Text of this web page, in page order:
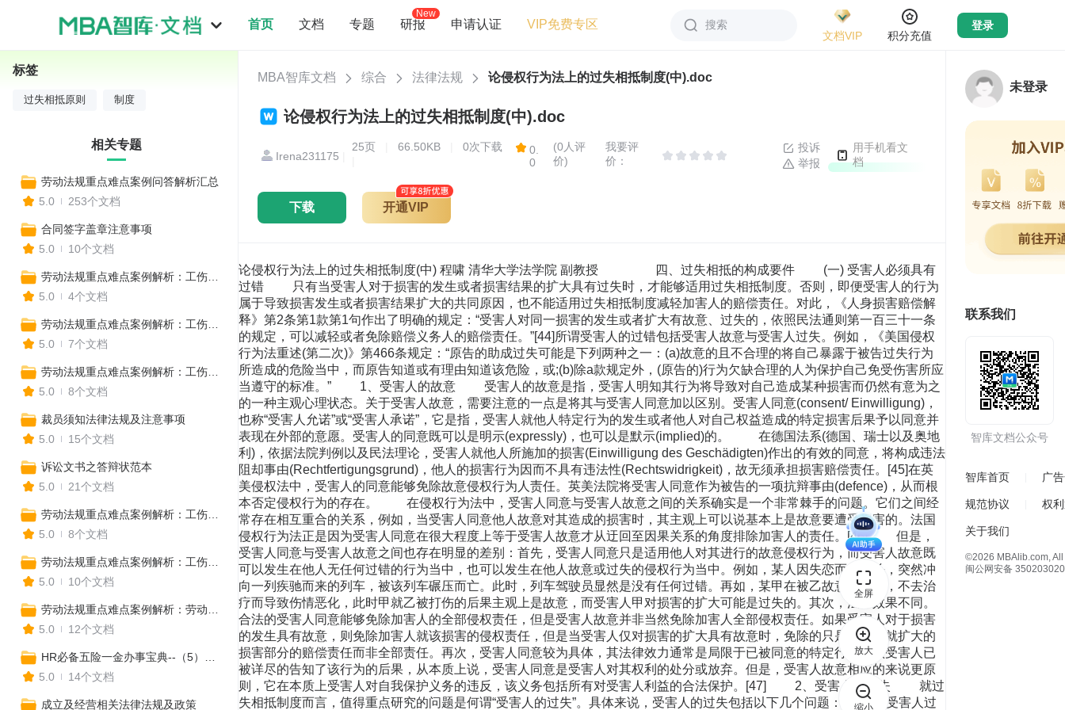
首页 文档 专题 研报
New
申请认证 VIP免费专区
搜索
文档VIP
积分充值
登录
MBA智库文档 综合 法律法规 论侵权行为法上的过失相抵制度(中).doc
论侵权行为法上的过失相抵制度(中).doc
Irena231175
25页 66.50KB
0次下载
0.
0
(0人评
价)
我要评
价：
投诉
举报
用手机看文
档
下载 开通VIP
论侵权行为法上的过失相抵制度(中) 程啸 清华大学法学院 副教授 四、过失相抵的构成要件 (一) 受害人必须具有过错 只有当受害人对于损害的发生或者损害结果的扩大具有过失时，才能够适用过失相抵制度。否则，即便受害人的行为属于导致损害发生或者损害结果扩大的共同原因，也不能适用过失相抵制度减轻加害人的赔偿责任。对此，《人身损害赔偿解释》第2条第1款第1句作出了明确的规定：“受害人对同一损害的发生或者扩大有故意、过失的，依照民法通则第一百三十一条的规定，可以减轻或者免除赔偿义务人的赔偿责任。”[44]所谓受害人的过错包括受害人故意与受害人过失。例如，《美国侵权行为法重述(第二次)》第466条规定：“原告的助成过失可能是下列两种之一：(a)故意的且不合理的将自己暴露于被告过失行为所造成的危险当中，而原告知道或有理由知道该危险，或;(b)除a款规定外，(原告的)行为欠缺合理的人为保护自己免受伤害所应当遵守的标准。” 1、受害人的故意 受害人的故意是指，受害人明知其行为将导致对自己造成某种损害而仍然有意为之的一种主观心理状态。关于受害人故意，需要注意的一点是将其与受害人同意加以区别。受害人同意(consent/ Einwilligung)，也称“受害人允诺”或“受害人承诺”，它是指，受害人就他人特定行为的发生或者他人对自己权益造成的特定损害后果予以同意并表现在外部的意愿。受害人的同意既可以是明示(expressly)，也可以是默示(implied)的。 在德国法系(德国、瑞士以及奥地利)，依据法院判例以及民法理论，受害人就他人所施加的损害(Einwilligung des Geschädigten)作出的有效的同意，将构成违法阻却事由(Rechtfertigungsgrund)，他人的损害行为因而不具有违法性(Rechtswidrigkeit)，故无须承担损害赔偿责任。[45]在英美侵权法中，受害人的同意能够免除故意侵权行为人责任。英美法院将受害人同意作为被告的一项抗辩事由(defence)，从而根本否定侵权行为的存在。 在侵权行为法中，受害人同意与受害人故意之间的关系确实是一个非常棘手的问题。它们之间经常存在相互重合的关系，例如，当受害人同意他人故意对其造成的损害时，其主观上可以说基本上是故意要遭受损害的。法国侵权行为法正是因为受害人同意在很大程度上等于受害人故意才从迂回至因果关系的角度排除加害人的责任。[46] 但是，受害人同意与受害人故意之间也存在明显的差别：首先，受害人同意只是适用他人对其进行的故意侵权行为，而受害人故意既可以发生在他人无任何过错的行为当中，也可以发生在他人故意或过失的侵权行为当中。例如，某人因失恋而欲自杀，突然冲向一列疾驰而来的列车，被该列车碾压而亡。此时，列车驾驶员显然是没有任何过错。再如，某甲在被乙故意打伤后，不去治疗而导致伤情恶化，此时甲就乙被打伤的后果主观上是故意，而受害人甲对损害的扩大可能是过失的。其次，法律效果不同。合法的受害人同意能够免除加害人的全部侵权责任，但是受害人故意并非当然免除加害人全部侵权责任。如果受害人对于损害的发生具有故意，则免除加害人就该损害的侵权责任，但是当受害人仅对损害的扩大具有故意时，免除的只是加害人就扩大的损害部分的赔偿责任而非全部责任。再次，受害人同意较为具体，其法律效力通常是局限于已被同意的特定行为且该受害人已被详尽的告知了该行为的后果，从本质上说，受害人同意是受害人对其权利的处分或放弃。但是，受害人故意相应的来说更原则，它在本质上受害人对自我保护义务的违反，该义务包括所有对受害人利益的合法保护。[47] 2、受害人的过失 就过失相抵制度而言，值得重点研究的问题是何谓“受害人的过失”。具体来说，受害人的过失包括以下几个问题： (1)受害人过失的性质 受害人的过失通常被界定为：受害人没有采取合理的注意或者可以获得的预防措施来保护其身体、财产以及其他权益免受损害，以致遭受了他人的损害或者在遭受他人损害后进一步导致了损害结果的扩大。例如，A被B打伤手臂后，没有及时前去就医，以致手臂伤势恶化被截肢。 从上述界定来看，受害人的过失主要包含的是对自身安全或利益的忽视。然而，值得考虑的一个问题是：为什么受害人没有采取合理的注意或者可以获得的预防措施来保护其身体、财产以及其他的权益免受损害，就被认为是有过失的呢?对于这一问题有各种不同的回答： 第一种观点认为，现实生活中的每一个人都负有保护自己的人身与财产的注意义务，由于他没有尽到这种注意义务，因此他就具有过失。例如，日本著名民法学家我妻荣教授认为，在社会生活中，每个人不仅应当注意不给他人造成损害，还应当注意不使自己蒙受损害，如果违背上述原则，受害人须忍受其损害。我妻荣教授将注意义务作为诚实信用原则上的义务，凡是违反这一义务的行为就有过失。但是这种观点被大多数学者所否定，[48]因为如果肯定每一个人都负有保护自己人身与财产的注意义务，那么就不存在过失侵权行为，任何损害的发生都可以认定为受害人没有尽到保护自己人身与财产的注意义务。 第二种观点认为，应当从受害人的行为是否具有违法性着手来解释受害人的过失，如此方能避免得出人们具有自我保护义务的结论。[49]然而，违法性的要件只是对侵权人而非受害人的要求，因为前者被认为承担的是法律责任，而后者仅仅是被否定了全部或者部分的救济而已。 第三种观点认为，可以通过类比没有尽到对他人利益的通常的注意义务就具有违法性，而将受害人未能照顾自己利益的行为看作是具有违法性的。[50]但是，这种方法无法行得通的一个主要原因就是，任何人都不对自己负有法定的义务。 第四种观点认为，受害人对侵权人负有一项义务，该义务的内容为：受害人不得因其忽视对自身安全的通常预防措施而将自己暴露于已经产生法律责任的危险当中。例如，超速驾驶人的行为已经对路人造成了很大的危险，因此受害人不应当由于自己的疏忽而将自己暴露在这种危险当中，从而遭受损害。该观点虽然有一定的道理，但是并不能解释所有的案件，例如，行人过马路的时候不当心固然是使自己更危险而非使驾车者更危险，但是驾驶重型卡车的司机的过失通常并非使自己更危险，而是使得行人或其他轻型汽车的驾驶者更危险。因此，因其过失驾驶对于别人比对于他自己更加危险，而行人过马路时没有当心仅是使自己而非驾车者更加危险。[51] 第五种观点认为，现实生活中，虽然每一个人都不负有自我保护的个体性义务，但是一旦纯粹的个人主义外观被抛弃之后，这样一项对自身的义务就与更广泛的对有关系的人的义务以及被告所负有的维护作为整体的社会的义务相互结合。这项保护自身及其财产的义务成为对其作为一个社会成员应向社会所尽到的义务的一个方面。即便没有任何法律文本明确的表述此种义务，他也可以由法官依据社会的需要加以确认并且违反该义务构成违法。[52] 我们认为，上述观点都在某个方面说明了受害人过失的原因，但是仍未触及问题的实质。实际上，受害人的过失不同于侵权人的过失，前者只是在一个宽松的或者非技术意义上使用的称谓，因受害人过失而减少其赔偿额的根本原因并非受害人违反了保护自己的注意义务，或者成文的法律规定，而只是基于法律公平的精神与诚实信用原则的要求，使加害人不去承担那部分并非因自己造成的损害。但是就侵权行为人的过错而言，其行为必须是不法的。他必须违反了旨在保护他人而不仅仅是保护其自身的法律规范。因此，过失相抵中受害人的过失包括两种情形：其一，受害人违反法律上的注意义务的要求。现代社会生活中的法律不仅是裁判规范，同时也是行为规范。当行为人没有遵守法律要求的行为规范而遭受损害时，就认为其具有过失。例如，我国《道路交通安全法》第76条第1款第2项规定，原则上机动车与非机动车驾驶人、行人之间发生交通事故的，由机动车一方承担责任。但例外情况是，如果机动车一方有证据能够证明非机动车驾驶人、行人违反道路交通安全法律、法规的，且其已经采取必要处置措施的，可以减轻机动车一方的责任。该项中“非机动车驾驶人、行人违反道路交通安全法律、法规”的行为就属于有过失的行为;其二，即便受害人不违背法律上的注意义务而只是单纯的没有注意，如果令赔偿义务人承担全部损害赔偿责任有违公平原则时，也应当据此减轻加害人的赔偿责任。[53] (2)受害人过失的类型 在德国民法中，按照注意程度的不同，过失可以分为以下几类：第一，重大过失(grobe Fahrlässigkeit)，即怠于交易上必要的注意，而产生的不同寻常的疏忽。易言之，行为人以极不合理的方式未尽到交易上必要的注意。在侵权法中，重大过失通常与故意等同处理。第二，一般过失(mittlere Fahrlässigkeit)，也称为“抽象轻过失”，《德国民法典》第276条第1款第2项中所谓的“怠于交易上必要的注意”，就是抽象轻过失。这种注意的程度，以有相当思虑经验的人为标准(罗马法上称为“善良管理人”)，如果欠缺此种注意，则为抽象轻过失。侵权行为法中所谓的过失多是指抽象轻过失。第三，轻微过失(leichte Fahrlässigkeit)，亦称“具体轻过失”，它是指欠缺“与处理自己事务时相同的注意程度”，此类过失应就案件中当事人的主观具体情形加以判断。而在英美侵权行为法中，通常不将过失“Negligence”分为重大过失、一般过失与轻微过失，但是当行为具有重大过失时，其行为通常可以构成故意侵权行为。[54] 从《人身损害赔偿解释》第2条的规定来看，最高人民法院将受害人的过失区分为两类：一般过失与重大过失。所谓重大过失就是，受害人以极不合理的方式没有尽到对自己利益应有的最基本的注意，而与加害人共同导致自己遭受损害;或者在损害发生后，导致了损害结果的进一步扩大。受害人的一般过失就是，受害人没有尽到作为一个合理的人而应有的对自己利益所应有的注意程度，从而使自己遭受了损害或造成损害结果的进一步扩大。 (3)如何判断受害人具有过失 在实践中，判断受害人对于损害的发生或损害结果的扩大所具有的重大过失，比较容易，但是如何判断受害人具有一般过失，则较为困难。笔者认为，判断受害人是否具有一般过失的标准就是看他是否违反了一个合理的人对于自己利益所应有的注意程度。申言之，当受害人没有达到一个普通的或合理的人对于自己利益应有的注意程度时，就认为其具有过失。《美国侵权法重述(第二次)》第464条将判断受害人过失的具体标准确定为：“(1)除非行为人是未成年人或精神丧失的人，为保护自己所应当遵守的行为标准，合理人在同样情况下所应当遵守的标准。(2)合理人在同样年龄、智慧及经验于同样情况下所应当遵守的标准是未成年人为保护自己所应当遵守的行为标准。”法院在确定受害人的过失时，应当将这样一个假设的人的行为与实际的受害人的行为相比较。如果发现受害人的行为符合这个假设的人的行为标准，那么就认为受害人没有过失，反之则认为具有过失。例如，王某将一封信交给李某暂时保管，该信内装了一枚非常昂贵的钻石戒指，但是王某并未告知李某，结果李某将该信遗失。在本案中，一个合理的人在将如此昂贵的戒指装在信件中交给他人保管时通常都会特别加以说明，而王某只是简单的把信交给李某保管了事，并未告知其信内存有贵重物品，所以应当认定其具有过失。 需要特别指出的一点是，这里用于判断受害人的过失的合理人标准不同于判断加害人过失的合理人标准不同，[55]前者的注意程度应当低于后者的注意程度。之所以判断受害人过失的合理人的标准不同于判断加害人过失的合理人标准，原因有二：其一，通过降低对受害人注意程度的要求，能够增加受害人获得补偿的机会;其二，虽然受害人因其过失而使自己处于危险境地或者导致损害结果的进一步扩大，但是这种过失与加害人使他人处于危险境地的行为相比，存在明显的道德上的差异，法律对于具有不同道德差异的行为应当给予不同的评价。 3、受害人过错的举证责任 在侵权诉讼中，当赔偿义务人主张受害人的过错从而意欲过失相抵时，应当由其负担举证责任，而受害人不负有证明自己对于损害的发生或损害结果的扩大具有过错的责任。 (二)受害人的过错行为必须是损害发生或者损害结果扩大的原因 我国《民法通则》第131条规定：“受害人对于损害的发生也有过错的，可以减轻侵害人的民事责任。”《人身损害赔偿解释》第2条第1款第1句也规定：“受害人对同一损害的发生或者扩大有故意、过失的，依照民法通则第一百三十一条的规定，可以减轻或者免除赔偿义务人的赔偿责任。”因此，受害人的过错行为必须与同一损害的发生或者扩大之间存在因果关系。这里要特别强调的一个词就是“同一损害”。最初《人身损害赔偿解释(征求意见稿)》中并没有使用“同一”一词。笔者认为，如果不在损害一词前用“同一”一词加以限定，那么就无法正确的区分过失相抵与因果关系的中断。因为当受害人的故意或者过失导致的不是同一损害的发生或扩大，而是另外一个损害的发生或者与加害人无关的损害的扩大，则属于因果关系的中断，而非过失相抵，因此“损害”一词应当加上“同一”的限制。[56]最高人民法院正式颁布的解释吸收了该建议，明确提到了必须是造成“同一损害的发生或扩大”，显然更为科学合理。 1、受害人的过错行为与同一损害的发生或损害结果的扩大之间存在因果关系 判断受害人过错行为与损害之间的因果关系，应当适用与判断侵权行为与损害结果之间的因果关系相同的规则。[57]因此，法院在审理案件中即便发现受害人存在过错，也不能匆忙的进行过失相抵，而是应当判断受害人具有过错的行为与其所受到的损害或者被扩大的损害结果之间是否具有责任成立的因果关系与责任范围的因果关系。如果是，则可进行过失相抵;反之，则不能进行过失相抵。实践中，有些法院由于没有注意到这一点，而简单的认为只要受害人或者其监护人存在过错，就认定构成混合过错，从而进行过失相抵，减轻加害人的赔偿责任。此种做法显然不利于保护受害人的合法权益。 2、受害人过错行为与同一损害的发生或损害结果扩大之间的因果关系类型： (1)受害人的过错行为与加害人的行为相互结合，共同导致了同一损害后果的发生，即存在“共同的因果关系”(addierte Kausalität)。所谓共同的因果关系，也称“结合的因果关系”(combined cause)，它是指，加害人行为与受害人的行为相互结合，作为共同原因造成受害人的同一损害。例如，张某在进入某施工现场找自己的朋友李某时，没有按照规定戴安全帽，因工人李某在施工时的过失导致一把扳手从三楼掉下，刚好砸在张某的头上，造成张某受伤。在本案中，张某的损害是由于其过失行为与李某的过失行为相互结合共同造成的，欠缺其中之一，损害都不会发生，因此属于过失相抵的情形。 (2)受害人的过错行为只是导致了损害结果的进一步扩大，例如，甲某在骑车的过程中因过失将摊贩乙某摆放的水果摊撞到，乙某在摊子倒了以后并未将散落在地上的水果收拾好，而是任其留在地上，结果被往来穿行的汽车压坏。在本案中，水果摊被撞倒的损害只是由于甲某一人的过失行为所致，但是受害人乙某的故意行为导致了损害结果的进一步扩大。因此，也属于过失相抵的情形。 (三)受害人的行为必须是不当的行为 在认定是否构成过失相抵时，无须要求受害人的行为具备违法性，只要受害人的行为属于不当行为即可。因此，当受害人的行为属于违法阻却事由，如正当防卫、紧急避险以及自助行为时，不构成过失相抵。此外，因见义勇为的行为而遭受损害时，也不构成过失相抵，例如冲进铁轨救出一个小孩，或为了保护有价值的财产而扑灭大火，或者站在街上警告路人注意交通事故造成的障碍等。 所谓不当行为既可以是积极的作为，也可以是消极的不作为，消极的不作为构成过失相抵的情形包括：其一，当重大损害原因存在而赔偿义务人不知道，受害人没有促使赔偿义务人注意。例如，前面所举的那个将装有昂贵钻石戒指的信封交给他人保管，但不加以说明的例子;其二，在损害发生后，怠于避免或者减少损害。例如，在受害之后不及时前去就医。 (四)受害人必须具有过失相抵能力 由于对受害人过错性质的认识不同，因此理论界与实务界对于什么是受害人的过失相抵能力，也存在不同的理解。主要有以下几种学说： 1、责任能力说 此种观点认为，在适用过失相抵制度时，须受害人具备责任能力。申言之，受害人对其行为具有正常的认识且能够预见到其行为所发生的法律责任。如果受害人属于无行为能力人或限制行为能力人且没有辨识能力，虽然对于损害的发生或者扩大，构成与有过失的事实，对于加害人的赔偿义务，也不发生影响。[58]支持此说的理由主要有：首先，当受害人因其故意或过失而导致损害发生或者损害结果扩大时，从诚实信用原则的角度来看，他不得转嫁给加害人，因为受害人的过错是其违反在社会生活中所负有的尽相当注意以使自己不要蒙受损害的进行生活的义务，因此受害人也具有社会可归责性，其过错与加害人的过错并没有本质上的区别，所以在认定受害人的过错进而过失相抵时，就需要受害人具有责任能力。[59]其次，在未成年人作为加害人时，既然要求其必须具备责任能力，才能与法定代理人承担连带责任，因此当未成年人作为受害人时，如果没有责任能力，也进行过失相抵，显然违背公平。[60] 2、注意能力说 此说认为，受害人的过错不同于加害人的过错，因为人们并非一般性的负有不得侵害自己利益的义务，而且过失相抵的功能不过是为了谋求减轻加害人责任的规定，因此无须受害人具有对自己行为所产生的责任的识别能力，而只要其具备避免危险发生的注意能力即可。这个注意能力应当依据具体的案件以及受害人的个别情况加以认定，但是比一般的责任能力要低，通常小学生的程度即具有危险的注意能力，可进行过失相抵。[61] 3、事理辨识能力说 日本最高裁判所在1964年6月24日的判决中提出该说，最高裁判所认为，过失相抵的问题与对侵权行为者的积极地使其负担损害赔偿责任的问题，在宗旨上有所不同。前者不过是在决定因侵权行为而发生损害赔偿责任数额时，从公平的角度出发对受害人在损害的发生、扩大上的不注意应当如何斟酌的问题，因此在考虑未成年的受害人的过失的场合，该未成年人只要具备足以识别事理的智能即事理辨识能力即可。在该起判决中，最高裁判所对于没有很好的注意机动车，骑自行车带人通过十字路口的两名8岁左右的儿童，认为日常在学校以及家庭中受到关于交通危险的充分的训诫，能够推定为具有对交通危险的辨识能力，因此对父母的抚慰金进行了过失相抵。[62]由于最高裁判所提出的事理辨识能力低于责任能力与注意能力，因此究竟达到何种年龄，才能认为具备事理辨识能力并无具体的标准。从日本下级法院的一些判例来看，对于5岁以上的受害人基本认定具备事理辨识能力，而对于4岁以下的儿童多否定其具有事理辨识能力。[63]近年来，日本法院在判断事理辨识能力的年龄标准继续呈现了下降的趋势，一些法院对于4岁以下的幼儿的过失相抵能力也给予了肯定，刘得宽教授认为，今后的判例还将继续朝着这一方向发展下去。[64] 4、客观说 此说认为，在过失相抵中不以受害人是否具备责任能力、识别能力或者事理辨识能力为要件，只要客观上受害人具有过错，就可进行过失相抵。支持该说的理由主要有如下几点：首先，过失相抵中的“过失”显然不同于侵权责任成立要件中的“过失”，它只是在计算损害赔偿数额的意义上加以使用，不要求受害人具有辨识能力;其次，当受害人属于不具备辨识能力的幼儿时，过失相抵的对象是该幼儿的监护人，理由是监护人监护义务的违反。再次，从加害人的角度来说，受害人如果没有责任能力、识别能力或者事理辨识能力，就不能进行过失相抵，显然是不公平的。[65] 5、我国理论界与实务界的观点 在我国民法理论界，学者多认为，在过失相抵中无须考虑受害人本身是否具有过失相抵能力，理由有二：其一，我国《民法通则》第133条第1款第1句规定：“无民事行为能力人、限制民事行为能力人造成他人损害的，由监护人承担民事责任。”因此，我国现行法并不承认责任能力对责任承担后果的影响，行为人有无责任能力不影响损害赔偿责任的成立，同样也不影响对过失相抵的运用;其二，在无民事行为能力人或限制民事行为能力人的行为构成损害发生或扩大的直接原因时，应当认定其法定代理人具有过错，进而根据过失相抵制度使加害人减轻赔偿责任。[66] 从我国的司法实践来看，各级人民法院在审理无民事行为能力人作为受害人时是否能够进行过失相抵的案件时，也从不考虑受害人自身有无过失相抵能力，相反主要是从监护人是否尽到监护义务的角度上来确定能够进行过失相抵。如果监护人没有对被监护人尽到监护之责任致使被监护人受到他人的伤害，则应当减轻加害人的赔偿责任的问题。例如，在《关于赵正与尹发惠人身损害赔偿案如何运用法律政策的函》(91民他字第1号)等司法解释中，最高人民法院认为，“尹发惠因疏忽大意行为致使幼童赵正被烫伤，应当承担侵权民事责任;赵正的父母对赵正监护不周，亦有过失，应适当减轻尹发惠的民事责任。” 再如，在“李贞顺诉高志坤等损害赔偿案”中，辽阳市宏伟区人民法院认为：“公民的生命健康权受法律保护。高志坤使用的生产工具存在危险，高志坤是应当预见的。院内经常有小孩子玩耍，高志坤也是明知的，特别是在高志坤亲眼看见小孩在车旁玩耍的情况下，没有采取熄火等措施妥善管理，使危险因素持续存在，以至造成了车倾人亡的后果。高志坤明显存在过错，其又未举出证据证明完全由受害人踏翻所致或系他人过错所致，高志坤应承担主要民事责任，承担全部赔偿责任的百分之八十。经查证车倾不是刘畅蹬踏所致，刘畅不存在过错行为，不应对事故承担责任。李贞顺是吴梅花的监护人，应当承担监护职责，在院内能看见吴梅花距三轮车很近的情况下，并深知车上所载物具有危险性，而未对吴梅花及时监管，对事故的发生有一定责任。”因此，判决就原告李贞顺经济损失的合理部分元，由被告高志坤赔偿元，原告李贞顺自行负担经济损失元。 6、笔者的观点 笔者认为，在过失相抵中应当要求受害人具有过失相抵能力，此种能力为辨识能力，即受害人具备对其行为将会产生某种损害自身利益后果的认识，如果受害人不具备此种辨识能力，即便其监护人未尽到监护义务，也不能以监护人的过失作为受害人的过失，进而进行过失相抵。理由在于以下几点： 首先，侵权行为法以自己责任为原则，即要求任何人对因自己过错而产生的后果负责，当受害人为无民事行为能力人或限制民事行为能力人时，其监护人虽然负有“保护被监护人的人身、财产及其他合法权益”的义务(《民法通则》第18条第1款)，但是被监护人自身并没有选择监护人权利，也无控制监护人行为的可能，监护人因过失而给其带来的风险自然不应当由被监护人承担。因父母等监护人的过失而使得被监护人的损害无法获得完全的救济，显然是一种野蛮的规定。[67] 其次，法定代理人制度是民法为保护未成年人利益而设立的制度，而优先保护未成年人的利益属于民法的基本原则，如果因为未成年人的监护人存在过失，就将其监护过失视作受害的未成年人的过失而进行过失相抵，显然有违法律对未成年人予以优先保护的宗旨。[68] 再次，尽管有些人认为，“法定代理人与有过失，应许赔偿义务人得为过失相抵之主张，良以此时监督人疏忽，实难辞其咎，如仍认赔偿义务人负完全之损害赔偿之责，显失公平，故与其牺牲加害人之利益，毋宁以因监督义务人之过失，而牺牲被害人之利益较为妥当;且监督义务人举出其所有过失责任，胥归加害人负担，而己逍遥法外，亦非法之所许。吾人之许赔偿义务人主张过失相抵，盖亦寓有责令监督人妥善保护被害人之意在焉。”[69]尽管理论上这些主张似乎颇有道理，但是在实践中，人们经常可以发现，凡是未成年人遭受损害的案件，几乎没有不进行过失相抵的，因为在法官看来，只要未成年人遭受了损害，就可以自动的推定未成年人的监护人具有过错，[70]而加害人正好借此逃避了一部分本来应当承担的责任。这样一来，虽然表面上可以通过强化对未成年人的监护照顾义务而有利于保护未成年人，然而真正的结果是未成年人的损害无法获得充分的补救。
标签
过失相抵原则 制度
相关专题
劳动法规重点难点案例问答解析汇总
5.0
253个文档
合同签字盖章注意事项
5.0
10个文档
5.0
4个文档
5.0
7个文档
5.0
8个文档
裁员须知法律法规及注意事项
5.0
15个文档
诉讼文书之答辩状范本
5.0
21个文档
5.0
8个文档
5.0
10个文档
5.0
12个文档
5.0
14个文档
成立及经营相关法律法规及政策
未登录
联系我们
智库文档公众号
智库首页 广
规范协议 权
关于我们
©2026 MBAlib.com,
闽公网安备
全屏
放大
缩小